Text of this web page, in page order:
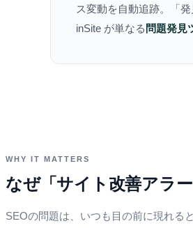
ス変動を自動追跡。「
inSite が単なる 問題発見
WHY IT MATTERS
なぜ「サイト改善アラ
SEOの問題は、いつも目の前に現れる